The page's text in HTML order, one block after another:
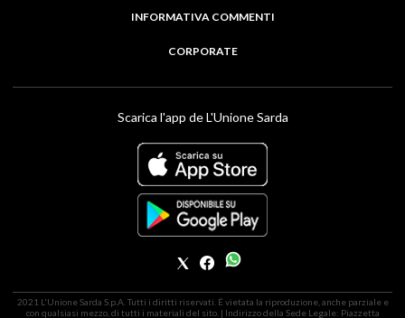
INFORMATIVA COMMENTI
CORPORATE
Scarica l'app de L'Unione Sarda
2021 L'Unione Sarda S.p.A. Tutti i diritti riservati. É vietata la riproduzione, anche parziale e
con qualsiasi mezzo, di tutti i materiali del sito. | Indirizzo della Sede Legale: Piazzetta